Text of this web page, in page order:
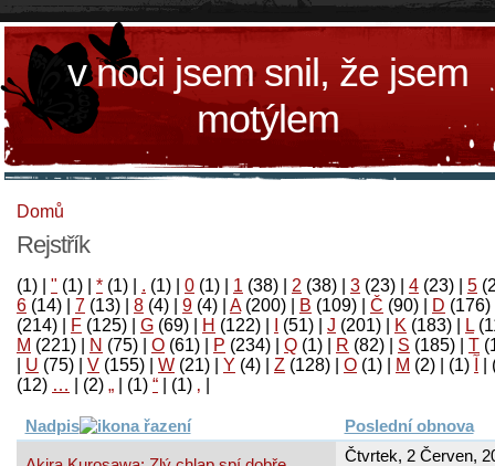
v noci jsem snil, že jsem
motýlem
Domů
Rejstřík
(1) " (1) * (1) . (1) 0 (1) 1 (38) 2 (38) 3 (23) 4 (23) 5
6 (14) 7 (13) 8 (4) 9 (4) A(200) B (109) Č (90) D (176)
(214)
F (125) G (69) H (122) (51) J (201) K (183) L
M (221) N (75) O (61) P (234) Q (1) R (82) S (185) T
U (75) V (155) W (21) Y (4) Z (128) Ο (1) М (2)
(1)
‚
(1)
“
(1)
„
(2)
…
(12)
Nadpis Poslední obnova
Čtvrtek, 2 Červen,